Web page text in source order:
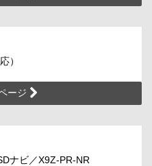
）
ージ
ナビ／X9Z-PR-NR